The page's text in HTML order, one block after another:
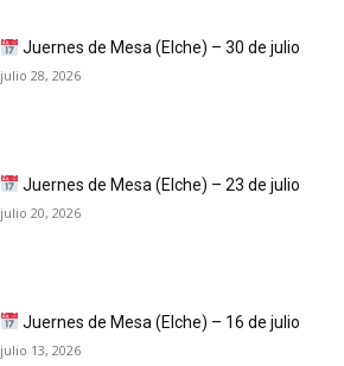
Juernes de Mesa (Elche) – 30 de julio
julio 28, 2026
Juernes de Mesa (Elche) – 23 de julio
julio 20, 2026
Juernes de Mesa (Elche) – 16 de julio
julio 13, 2026